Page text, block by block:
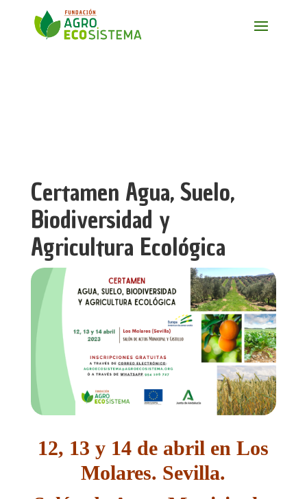
Certamen Agua, Suelo,
Biodiversidad y
Agricultura Ecológica
12, 13 y 14 de abril en Los
Molares. Sevilla.